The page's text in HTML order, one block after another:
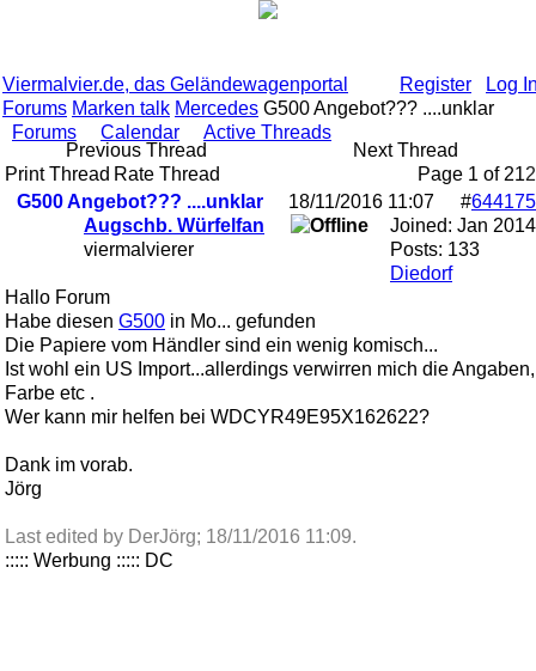
Register Log
Viermalvier.de, das Geländewagenportal
Forums Marken talk Mercedes G500 Angebot??? ....unklar
Forums
Calendar
Active Threads
Previous Thread
Next Thread
Print Thread Rate Thread Page 1 of 212
G500 Angebot??? ....unklar
#644175
18/11/2016 11:07
Joined: Jan 2014
Posts: 133
Diedorf
Augschb. Würfelfan
viermalvierer
Hallo Forum
Habe diesen G500 in Mo... gefunden
Die Papiere vom Händler sind ein wenig komisch...
Ist wohl ein US Import...allerdings verwirren mich die Angaben,
Farbe etc .
Wer kann mir helfen bei WDCYR49E95X162622?
Dank im vorab.
Jörg
Last edited by DerJörg; 18/11/2016 11:09.
::::: Werbung ::::: DC